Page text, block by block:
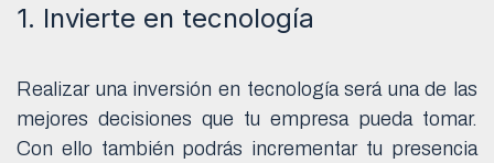
1. Invierte en tecnología
Realizar una inversión en tecnología será una de las
mejores decisiones que tu empresa pueda tomar.
Con ello también podrás incrementar tu presencia